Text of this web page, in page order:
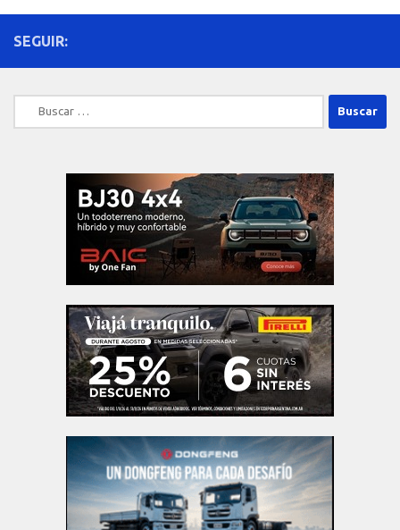
SEGUIR:
Buscar: